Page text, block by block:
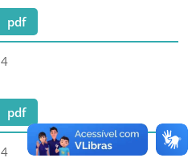
pdf
pdf